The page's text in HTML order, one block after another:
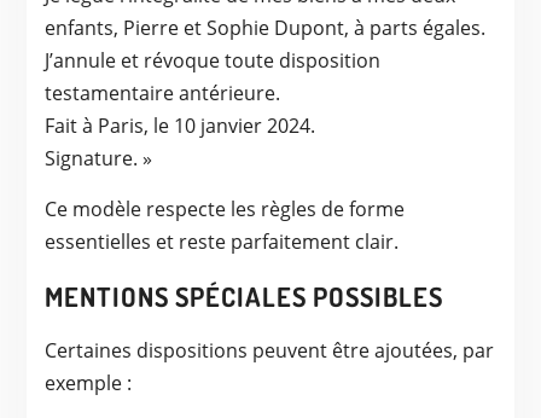
enfants, Pierre et Sophie Dupont, à parts égales.
J’annule et révoque toute disposition
testamentaire antérieure.
Fait à Paris, le 10 janvier 2024.
Signature. »
Ce modèle respecte les règles de forme
essentielles et reste parfaitement clair.
MENTIONS SPÉCIALES POSSIBLES
Certaines dispositions peuvent être ajoutées, par
exemple :